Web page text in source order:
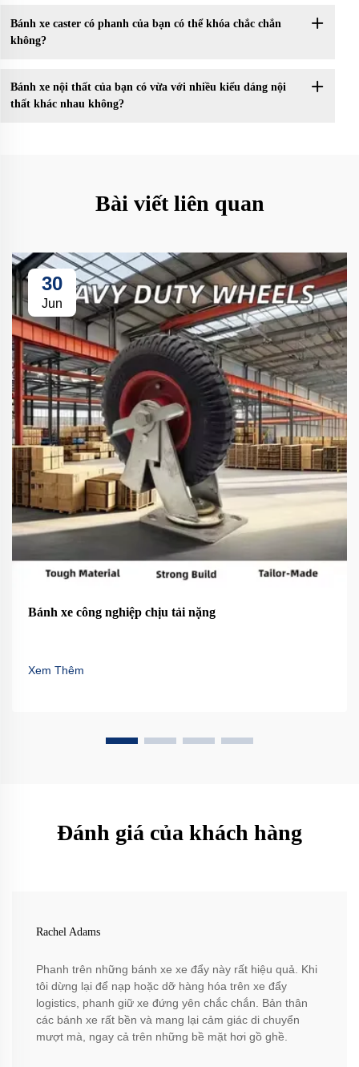
Bánh xe caster có phanh của bạn có thể khóa chắc chắn
không?
Bánh xe nội thất của bạn có vừa với nhiều kiểu dáng nội
thất khác nhau không?
Bài viết liên quan
30
Jun
Bánh xe công nghiệp chịu tải nặng
Xem Thêm
Đánh giá của khách hàng
Rachel Adams
Phanh trên những bánh xe xe đẩy này rất hiệu quả. Khi
tôi dừng lại để nạp hoặc dỡ hàng hóa trên xe đẩy
logistics, phanh giữ xe đứng yên chắc chắn. Bản thân
các bánh xe rất bền và mang lại cảm giác di chuyển
mượt mà, ngay cả trên những bề mặt hơi gồ ghề.